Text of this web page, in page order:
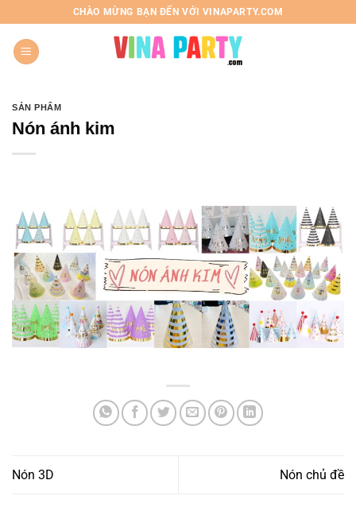
đến
nội
dung
CHÀO MỪNG BẠN ĐẾN VỚI VINAPARTY.COM
SẢN PHẨM
Nón ánh kim
Nón 3D Nón chủ đề